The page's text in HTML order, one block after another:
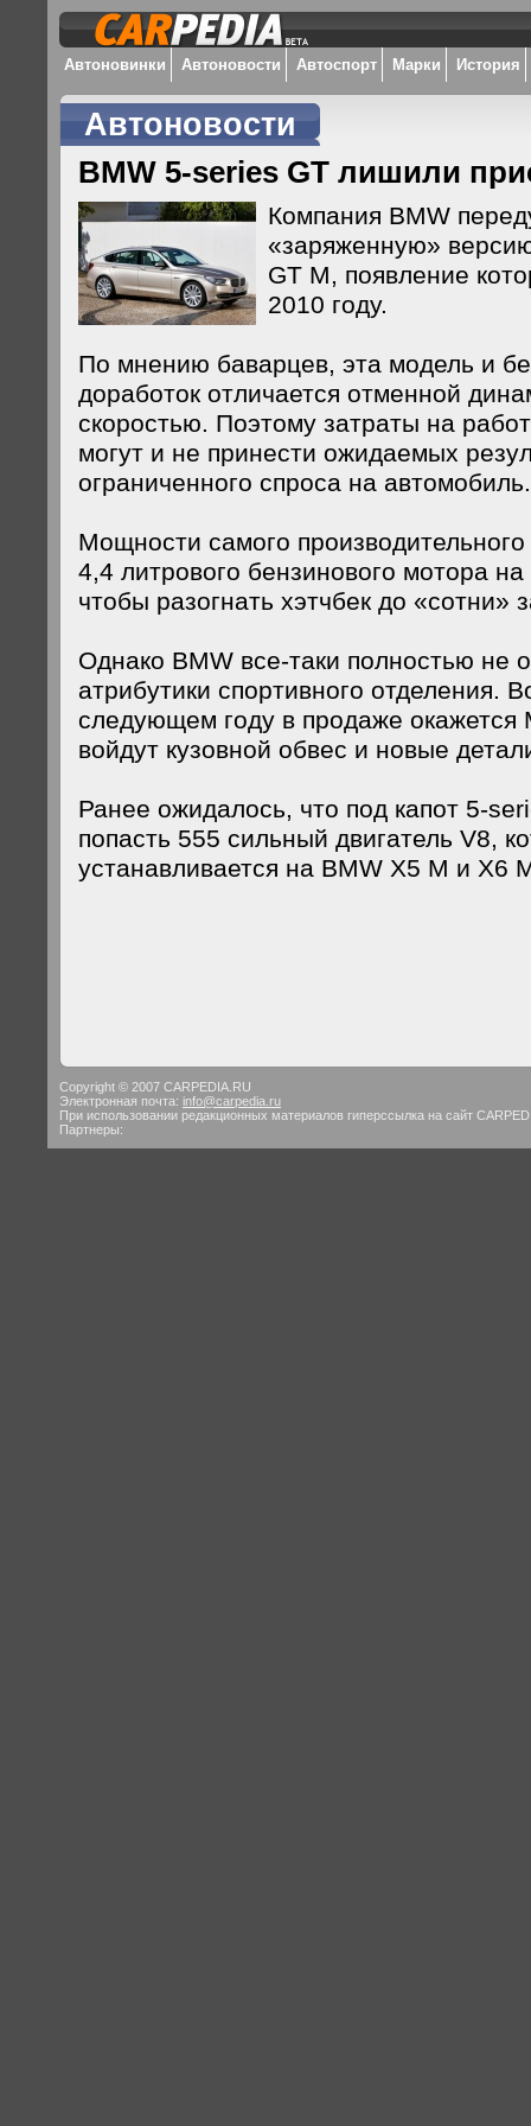
Автоновинки Автоновости Автоспорт Марки История
Автоновости
BMW 5-series GT лишили
Компания BMW
«заряженную»
GT М, появление
2010 году.
По мнению баварцев, эта модель и
доработок отличается отменной
скоростью. Поэтому затраты на
могут и не принести ожидаемых
ограниченного спроса на автомобиль.
Мощности самого
4,4 литрового бензинового мотора
чтобы разогнать хэтчбек до «сотни»
Однако BMW все-таки полностью не
атрибутики спортивного отделения.
следующем году в продаже окажется
войдут кузовной обвес и новые
Ранее ожидалось, что под капот 5-
попасть 555 сильный двигатель V8,
устанавливается на BMW X5 M и X6
Copyright © 2007 CARPEDIA.RU
Электронная почта: info@carpedia.ru
При использовании редакционных материалов гиперссылка на сайт
Партнеры: